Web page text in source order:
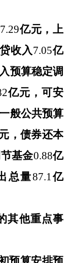
亿元，上
收入7.05亿
预算稳定调
亿元，可安
般公共预算
，债券还本
基金0.88亿
总量87.1亿
其他重点事